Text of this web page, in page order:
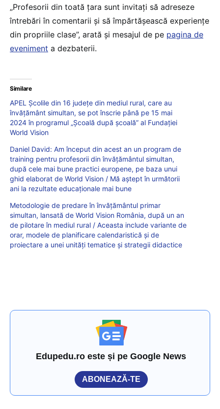
„Profesorii din toată țara sunt invitați să adreseze
întrebări în comentarii și să împărtășească experiențe
din propriile clase”, arată și mesajul de pe pagina de
eveniment a dezbaterii.
Similare
APEL Școlile din 16 județe din mediul rural, care au
învățământ simultan, se pot înscrie până pe 15 mai
2024 în programul „Școală după școală” al Fundației
World Vision
Daniel David: Am început din acest an un program de
training pentru profesorii din învățământul simultan,
după cele mai bune practici europene, pe baza unui
ghid elaborat de World Vision / Mă aștept în următorii
ani la rezultate educaționale mai bune
Metodologie de predare în învățământul primar
simultan, lansată de World Vision România, după un an
de pilotare în mediul rural / Aceasta include variante de
orar, modele de planificare calendaristică și de
proiectare a unei unități tematice și strategii didactice
Edupedu.ro este și pe Google News
ABONEAZĂ-TE